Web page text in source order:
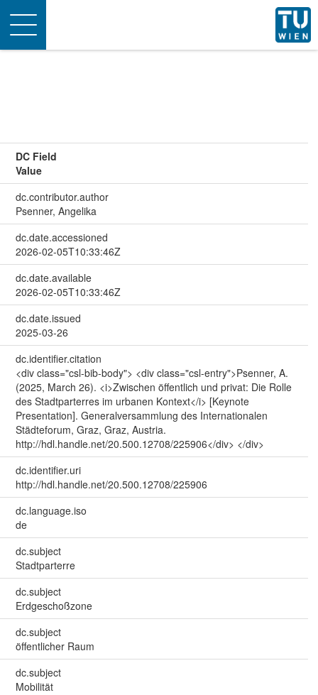
Toggle
navigation
DC Field
Value
dc.contributor.author
Psenner, Angelika
dc.date.accessioned
2026-02-05T10:33:46Z
dc.date.available
2026-02-05T10:33:46Z
dc.date.issued
2025-03-26
dc.identifier.citation
<div class="csl-bib-body"> <div class="csl-entry">Psenner, A.
(2025, March 26). <i>Zwischen öffentlich und privat: Die Rolle
des Stadtparterres im urbanen Kontext</i> [Keynote
Presentation]. Generalversammlung des Internationalen
Städteforum, Graz, Graz, Austria.
http://hdl.handle.net/20.500.12708/225906</div> </div>
dc.identifier.uri
http://hdl.handle.net/20.500.12708/225906
dc.language.iso
de
dc.subject
Stadtparterre
dc.subject
Erdgeschoßzone
dc.subject
öffentlicher Raum
dc.subject
Mobilität